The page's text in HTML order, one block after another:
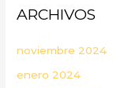
ARCHIVOS
noviembre 2024
enero 2024